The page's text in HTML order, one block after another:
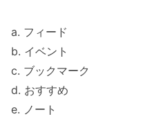
a. フィード
b. イベント
c. ブックマーク
d. おすすめ
e. ノート